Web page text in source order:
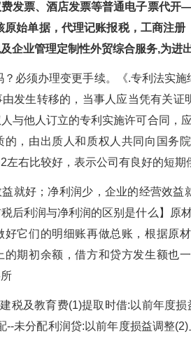
发票、酒店发票等普通电子票代
原始单据，代理记账报税，工商注
企业管理定制性外贸综合服务,为进
必须办理变更手续。《.专利法实
发生转移的，当事人应当凭有关
与他人订立的专利实施许可合同，
的，由出质人和质权人共同向国务
左右比较好，表示公司有良好的短期
就好；净利润少，企业的经营效
后利润与净利润的区别是什么】原
好它们的明细账再做总账，根据原
的期初余额，借方和贷方发生额也
税及教育费(1)提取时借:以前年度
--未分配利润贷:以前年度损益调整